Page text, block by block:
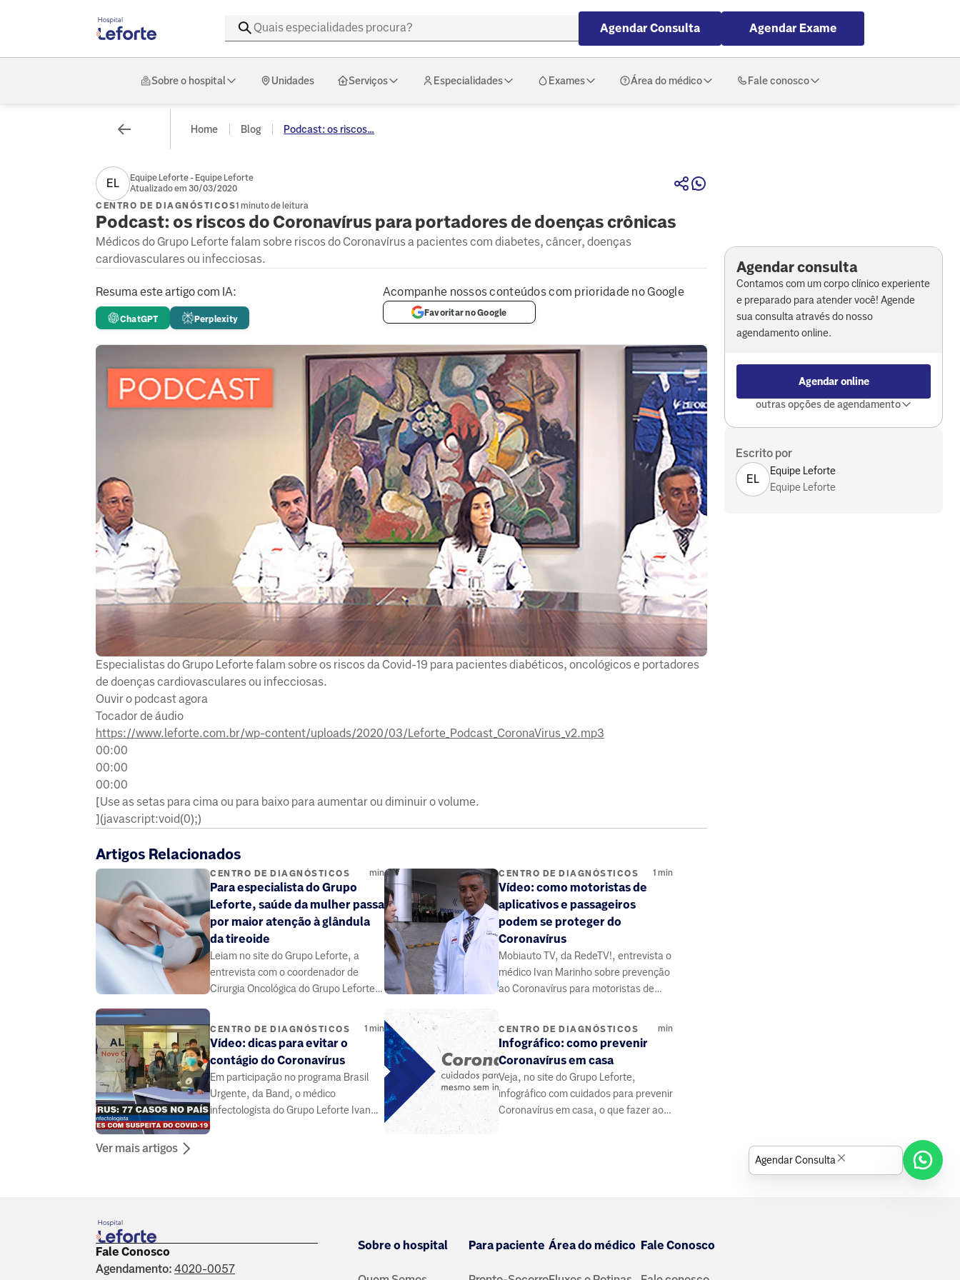
Agendar Consulta Agendar Exame
Sobre o hospital Unidades Serviços Especialidades Exames Área do médico Fale conosco
Home Blog Podcast: os riscos...
EL
Equipe Leforte - Equipe Leforte
Atualizado em 30/03/2020
CENTRO DE DIAGNÓSTICOS1 minuto de leitura
Podcast: os riscos do Coronavírus para portadores de doenças crônicas
Médicos do Grupo Leforte falam sobre riscos do Coronavírus a pacientes com diabetes, câncer, doenças
cardiovasculares ou infecciosas.
Resuma este artigo com IA:
ChatGPT Perplexity
Acompanhe nossos conteúdos com prioridade no Google
Favoritar no Google
Especialistas do Grupo Leforte falam sobre os riscos da Covid-19 para pacientes diabéticos, oncológicos e portadores
de doenças cardiovasculares ou infecciosas.
Ouvir o podcast agora
Tocador de áudio
https://www.leforte.com.br/wp-content/uploads/2020/03/Leforte_Podcast_CoronaVirus_v2.mp3
00:00
00:00
00:00
[Use as setas para cima ou para baixo para aumentar ou diminuir o volume.
](javascript:void(0);)
Artigos Relacionados
CENTRO DE DIAGNÓSTICOS min
Para especialista do Grupo
Leforte, saúde da mulher passa
por maior atenção à glândula
da tireoide
Leiam no site do Grupo Leforte, a
entrevista com o coordenador de
Cirurgia Oncológica do Grupo Leforte,
médico e dos exames de rotina
relacionados à saúde da tireoide.
CENTRO DE DIAGNÓSTICOS 1 min
Vídeo: como motoristas de
aplicativos e passageiros
podem se proteger do
Coronavírus
Mobiauto TV, da RedeTV!, entrevista o
médico Ivan Marinho sobre prevenção
ao Coronavírus para motoristas de
CENTRO DE DIAGNÓSTICOS 1 min
Vídeo: dicas para evitar o
contágio do Coronavírus
Em participação no programa Brasil
Urgente, da Band, o médico
infectologista do Grupo Leforte Ivan
CENTRO DE DIAGNÓSTICOS min
Infográfico: como prevenir
Coronavírus em casa
Veja, no site do Grupo Leforte,
infográfico com cuidados para prevenir
Coronavírus em casa, o que fazer ao
Ver mais artigos
Agendar consulta
Contamos com um corpo clínico experiente
e preparado para atender você! Agende
sua consulta através do nosso
agendamento online.
Agendar online
outras opções de agendamento
Escrito por
EL
Equipe Leforte
Equipe Leforte
Fale Conosco
Agendamento: 4020-0057
Sobre o hospital Para paciente Área do médico Fale Conosco
Agendar Consulta